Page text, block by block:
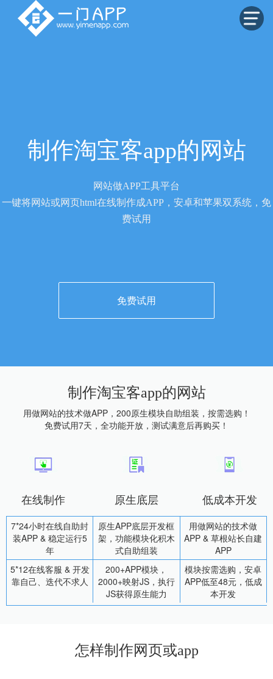
制作淘宝客app的网站
网站做APP工具平台
一键将网站或网页html在线制作成APP，安卓和苹果双系统，免
费试用
免费试用
制作淘宝客app的网站
用做网站的技术做APP，200原生模块自助组装，按需选购！
免费试用7天，全功能开放，测试满意后再购买！
在线制作 原生底层 低成本开发
7*24小时在线自助封
装APP & 稳定运行5
年
原生APP底层开发框
架，功能模块化积木
式自助组装
用做网站的技术做
APP & 草根站长自建
APP
5*12在线客服 & 开发
靠自己、迭代不求人
200+APP模块，
2000+映射JS，执行
JS获得原生能力
模块按需选购，安卓
APP低至48元，低成
本开发
怎样制作网页或app